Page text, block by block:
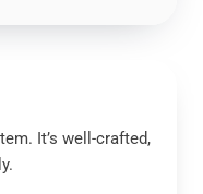
It’s well-crafted,